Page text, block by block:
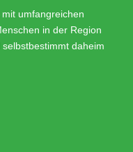
umfangreichen
in der Region
daheim